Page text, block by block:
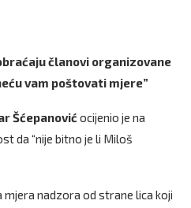
članovi organizovane
vam poštovati mjere”
Šćepanović ocijenio je na
da “nije bitno je li Miloš
nadzora od strane lica koji